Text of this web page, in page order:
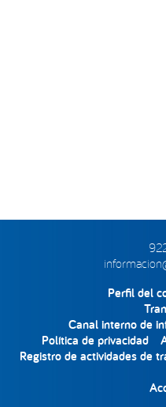
Perfil del
Canal interno de
Política de privacidad
Registro de actividades de